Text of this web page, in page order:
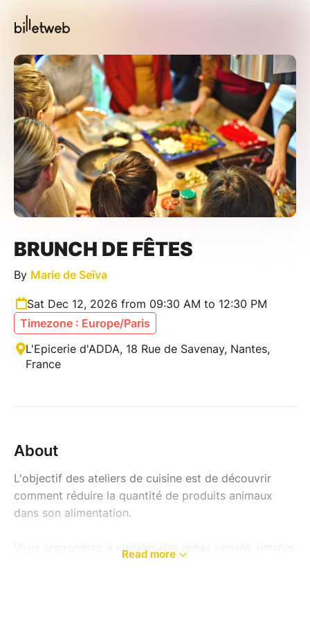
BRUNCH DE FÊTES
By Marie de Seïva
Sat Dec 12, 2026 from 09:30 AM to 12:30 PM
Timezone : Europe/Paris
L'Epicerie d'ADDA, 18 Rue de Savenay, Nantes,
France
About
L'objectif des ateliers de cuisine est de découvrir
comment réduire la quantité de produits animaux
dans son alimentation.
Vous apprendrez à cuisiner des repas vegans simples
Read more